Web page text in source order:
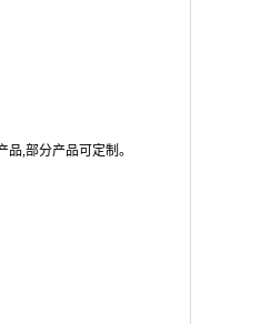
,部分产品可定制。